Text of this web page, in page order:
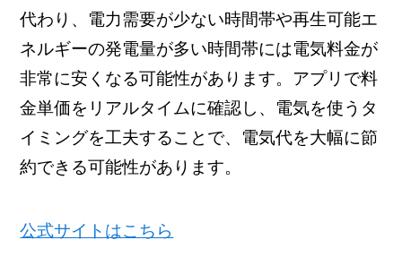
代わり、電力需要が少ない時間帯や再生可能エ
ネルギーの発電量が多い時間帯には電気料金が
非常に安くなる可能性があります。アプリで料
金単価をリアルタイムに確認し、電気を使うタ
イミングを工夫することで、電気代を大幅に節
約できる可能性があります。
公式サイトはこちら